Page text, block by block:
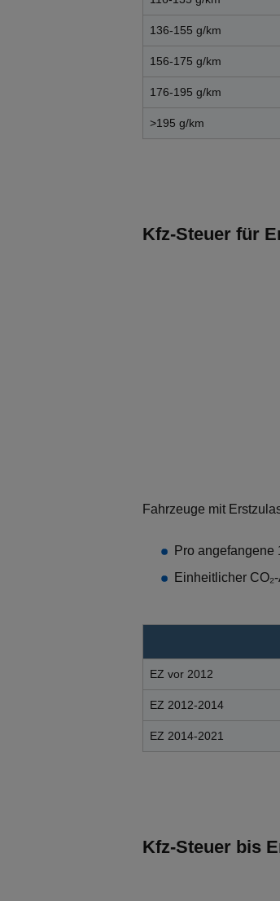
136-155 g/km
156-175 g/km
176-195 g/km
>195 g/km
Kfz-Steuer für
Fahrzeuge mit
Pro
Einheitlicher
EZ vor 2012
EZ 2012-2014
EZ 2014-2021
Kfz-Steuer bis